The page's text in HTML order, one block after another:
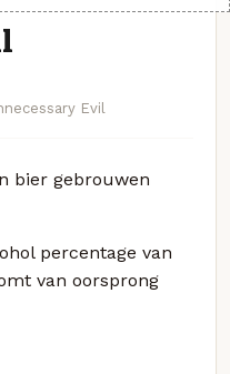
Evil
bier gebrouwen
percentage van
van oorsprong